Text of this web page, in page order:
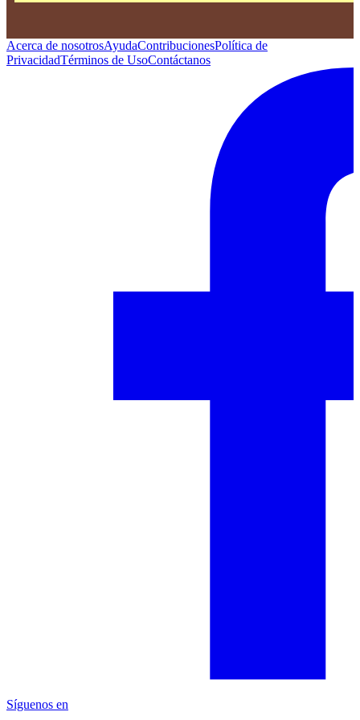
Acerca de nosotrosAyudaContribucionesPolítica de
PrivacidadTérminos de UsoContáctanos
Síguenos en